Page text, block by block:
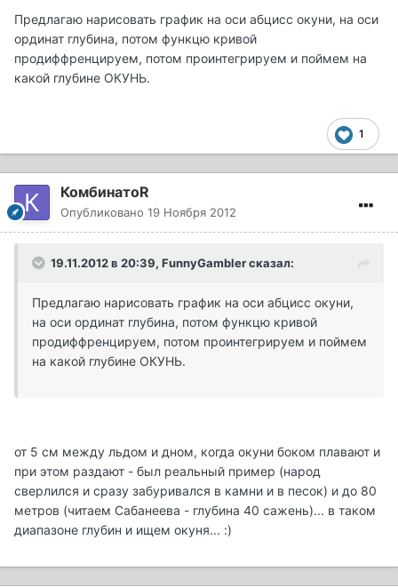
Предлагаю нарисовать график на оси абцисс окуни, на оси
ординат глубина, потом функцю кривой
продиффренцируем, потом проинтегрируем и поймем на
какой глубине ОКУНЬ.
1
КомбинатоR
Опубликовано 19 Ноября 2012
19.11.2012 в 20:39, FunnyGambler сказал:
Предлагаю нарисовать график на оси абцисс окуни,
на оси ординат глубина, потом функцю кривой
продиффренцируем, потом проинтегрируем и поймем
на какой глубине ОКУНЬ.
от 5 см между льдом и дном, когда окуни боком плавают и
при этом раздают - был реальный пример (народ
сверлился и сразу забуривался в камни и в песок) и до 80
метров (читаем Сабанеева - глубина 40 сажень)... в таком
диапазоне глубин и ищем окуня... :)